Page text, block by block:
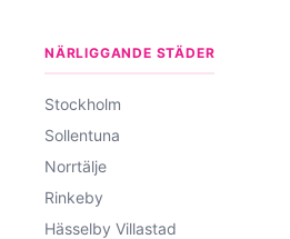
NÄRLIGGANDE STÄDER
Stockholm
Sollentuna
Norrtälje
Rinkeby
Hässelby Villastad